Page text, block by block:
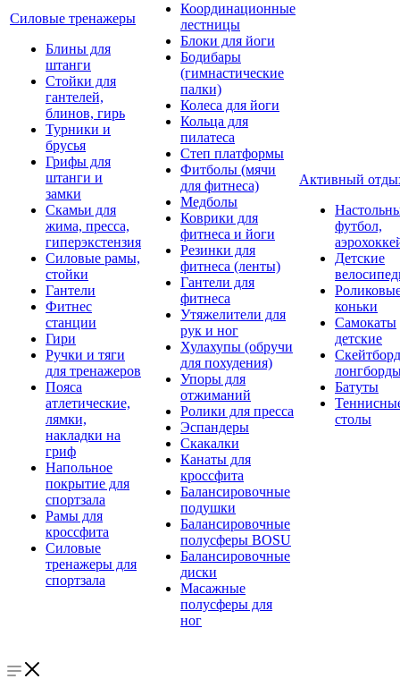
Силовые тренажеры
Блины для
штанги
Стойки для
гантелей,
блинов, гирь
Турники и
брусья
Грифы для
штанги и
замки
Скамьи для
жима, пресса,
гиперэкстензия
Силовые рамы,
стойки
Гантели
Фитнес
станции
Гири
Ручки и тяги
для тренажеров
Пояса
атлетические,
лямки,
накладки на
гриф
Напольное
покрытие для
спортзала
Рамы для
кроссфита
Силовые
тренажеры для
спортзала
Координационные
лестницы
Блоки для йоги
Бодибары
(гимнастические
палки)
Колеса для йоги
Кольца для
пилатеса
Степ платформы
Фитболы (мячи
для фитнеса)
Медболы
Коврики для
фитнеса и йоги
Резинки для
фитнеса (ленты)
Гантели для
фитнеса
Утяжелители для
рук и ног
Хулахупы (обручи
для похудения)
Упоры для
отжиманий
Ролики для пресса
Эспандеры
Скакалки
Канаты для
кроссфита
Балансировочные
подушки
Балансировочные
полусферы BOSU
Балансировочные
диски
Масажные
полусферы для
ног
Активный
футбол,
Детские
коньки
Самокаты
детские
Батуты
столы